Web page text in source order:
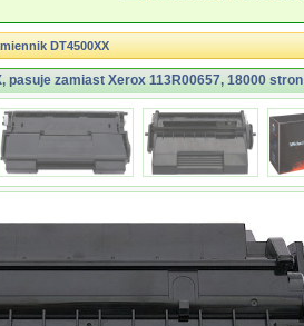
DT4500XX
pasuje zamiast Xerox 113R00657, 18000 stron